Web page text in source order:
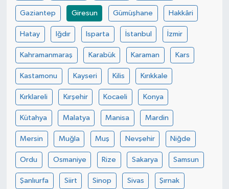
Gaziantep Giresun Gümüşhane Hakkâri
Hatay Iğdır Isparta İstanbul İzmir
Kahramanmaraş Karabük Karaman Kars
Kastamonu Kayseri Kilis Kırıkkale
Kırklareli Kırşehir Kocaeli Konya
Kütahya Malatya Manisa Mardin
Mersin Muğla Muş Nevşehir Niğde
Ordu Osmaniye Rize Sakarya Samsun
Şanlıurfa Siirt Sinop Sivas Şırnak